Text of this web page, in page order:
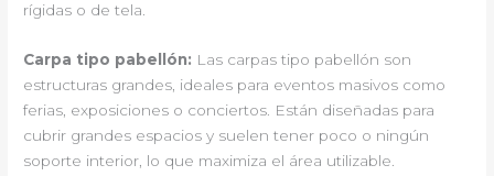
rígidas o de tela.
Carpa tipo pabellón: Las carpas tipo pabellón son
estructuras grandes, ideales para eventos masivos como
ferias, exposiciones o conciertos. Están diseñadas para
cubrir grandes espacios y suelen tener poco o ningún
soporte interior, lo que maximiza el área utilizable.